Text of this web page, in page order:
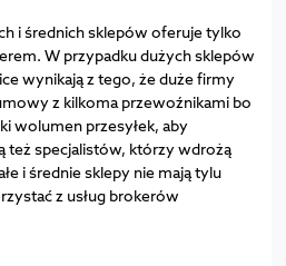
i średnich sklepów oferuje tylko
W przypadku dużych sklepów
wynikają z tego, że duże firmy
z kilkoma przewoźnikami bo
wolumen przesyłek, aby
też specjalistów, którzy wdrożą
i średnie sklepy nie mają tylu
z usług brokerów